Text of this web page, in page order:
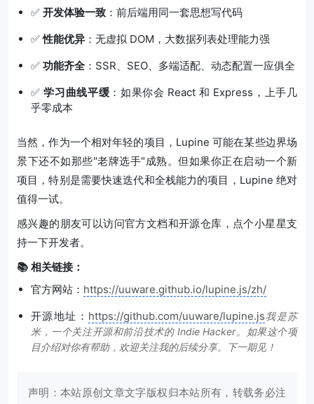
✅ 开发体验一致 ：前后端用同一套思想写代码
✅性能优异 ：无虚拟 DOM，大数据列表处理能力强
✅ 功能齐全：SSR、SEO、多端适配、动态配置一应俱全
✅学习曲线平缓 ：如果你会 React 和 Express，上手几
乎零成本
当然，作为一个相对年轻的项目，Lupine 可能在某些边界场
景下还不如那些"老牌选手"成熟。但如果你正在启动一个新
项目，特别是需要快速迭代和全栈能力的项目，Lupine 绝对
值得一试。
感兴趣的朋友可以访问官方文档和开源仓库，点个小星星支
持一下开发者。
📚 相关链接：
官方网站： https://uuware.github.io/lupine.js/zh/
开源地址： https://github.com/uuware/lupine.js我是苏
米，一个关注开源和前沿技术的 Indie Hacker。如果这个项
目介绍对你有帮助，欢迎关注我的后续分享。下一期见！
声明：本站原创文章文字版权归本站所有，转载务必注